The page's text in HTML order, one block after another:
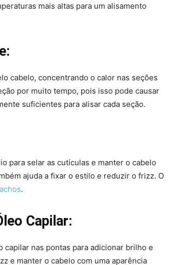
mais altas para um alisamento
cabelo, concentrando o calor nas seções
por muito tempo, pois isso pode causar
suficientes para alisar cada seção.
para selar as cutículas e manter o cabelo
ajuda a fixar o estilo e reduzir o frizz. O
.
Capilar:
nas pontas para adicionar brilho e
e manter o cabelo com uma aparência